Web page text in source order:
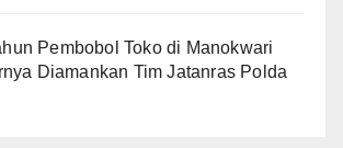
Pembobol Toko di Manokwari
Diamankan Tim Jatanras Polda